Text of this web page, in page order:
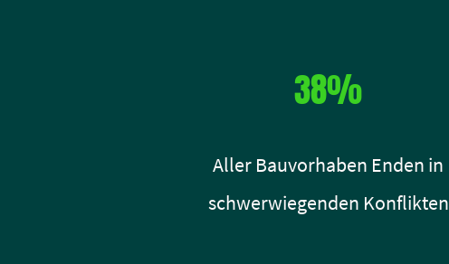
38%
Aller Bauvorhaben Enden in
schwerwiegenden Konflikten